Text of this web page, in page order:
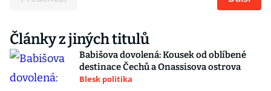
Články z jiných titulů
Babišova dovolená: Kousek od oblíbené
destinace Čechů a Onassisova ostrova
Blesk politika